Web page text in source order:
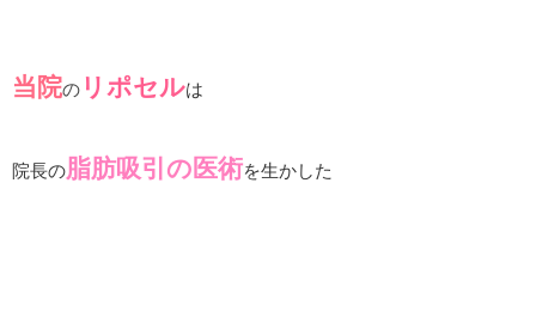
当院の リポセルは
院長の脂肪吸引の医術を生かした